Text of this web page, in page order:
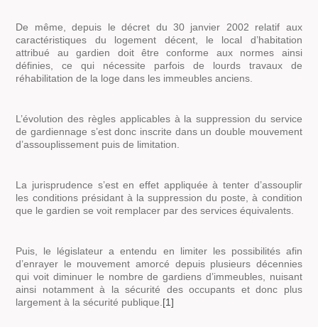
De même, depuis le décret du 30 janvier 2002 relatif aux
caractéristiques du logement décent, le local d’habitation
attribué au gardien doit être conforme aux normes ainsi
définies, ce qui nécessite parfois de lourds travaux de
réhabilitation de la loge dans les immeubles anciens.
L’évolution des règles applicables à la suppression du service
de gardiennage s’est donc inscrite dans un double mouvement
d’assouplissement puis de limitation.
La jurisprudence s’est en effet appliquée à tenter d’assouplir
les conditions présidant à la suppression du poste, à condition
que le gardien se voit remplacer par des services équivalents.
Puis, le législateur a entendu en limiter les possibilités afin
d’enrayer le mouvement amorcé depuis plusieurs décennies
qui voit diminuer le nombre de gardiens d’immeubles, nuisant
ainsi notamment à la sécurité des occupants et donc plus
largement à la sécurité publique. [1]